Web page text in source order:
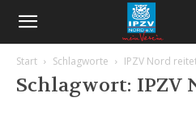
Start Schlagworte IPZV Nord
Schlagwort: IPZV